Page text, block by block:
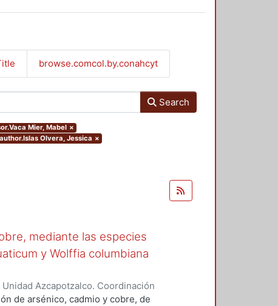
browse.comcol.by.conahcyt
Search
Mier, Mabel ×
Olvera, Jessica ×
mediante las especies
y Wolffia columbiana
Azcapotzalco. Coordinación
Jessica
de arsénico, cadmio y cobre, de